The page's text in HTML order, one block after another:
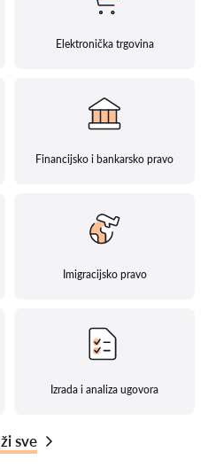
Elektronička trgovina
Financijsko i bankarsko pravo
Imigracijsko pravo
Izrada i analiza ugovora
sve